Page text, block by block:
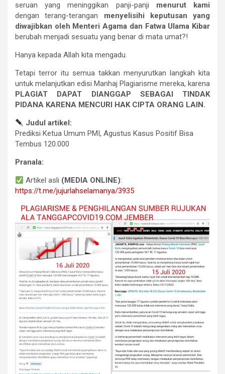
seruan yang meninggikan panji-panji menurut kami
dengan terang-terangan menyelisihi keputusan yang
diwajibkan oleh Menteri Agama dan Fatwa Ulama Kibar
berubah menjadi sesuatu yang benar di mata umat?!
Hanya kepada Allah kita mengadu.
Tetapi terror itu semua takkan menyurutkan langkah kita
untuk melanjutkan edisi Manhaj Plagiarisme mereka, karena
PLAGIAT DAPAT DIANGGAP SEBAGAI TINDAK
PIDANA KARENA MENCURI HAK CIPTA ORANG LAIN.
Judul artikel:
Prediksi Ketua Umum PMI, Agustus Kasus Positif Bisa
Tembus 120.000
Pranala:
Artikel asli (MEDIA ONLINE):
https://t.me/jujurlahselamanya/3935